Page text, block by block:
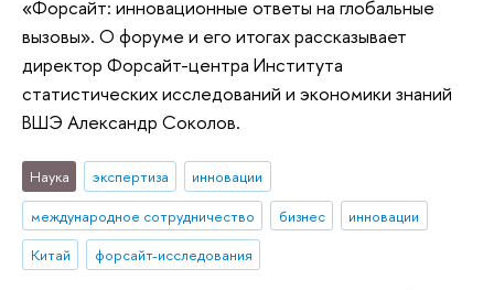
«Форсайт: инновационные ответы на глобальные
вызовы». О форуме и его итогах рассказывает
директор Форсайт-центра Института
статистических исследований и экономики знаний
ВШЭ Александр Соколов.
Наука экспертиза
инновации
международное сотрудничество
бизнес
инновации
Китай
форсайт-исследования